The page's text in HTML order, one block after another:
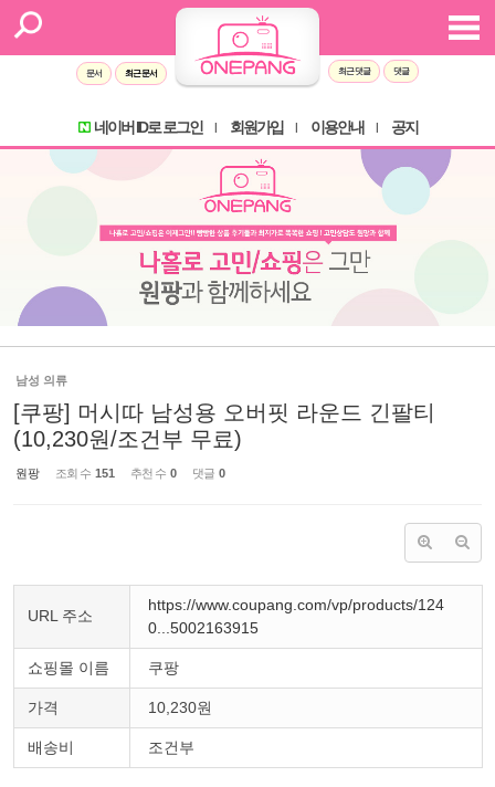
문서 최근 문서 최근 댓글 댓글
네이버 ID로 로그인 회원가입 이용안내 공지
남성 의류
[쿠팡] 머시따 남성용 오버핏 라운드 긴팔티
(10,230원/조건부 무료)
원팡 조회 수 151 추천 수 0 댓글 0
URL 주소
https://www.coupang.com/vp/products/124
0...5002163915
쇼핑몰 이름 쿠팡
가격 10,230원
배송비 조건부